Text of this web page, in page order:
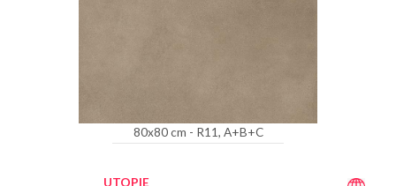
80x80 cm - R11, A+B+C
UTOPIE